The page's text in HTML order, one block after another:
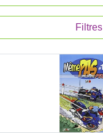
Filtres